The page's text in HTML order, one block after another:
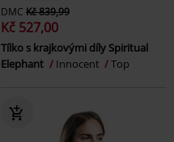
DMC Kč 839,99
Kč 527,00
Tílko s krajkovými díly Spiritual
Elephant
Innocent Top